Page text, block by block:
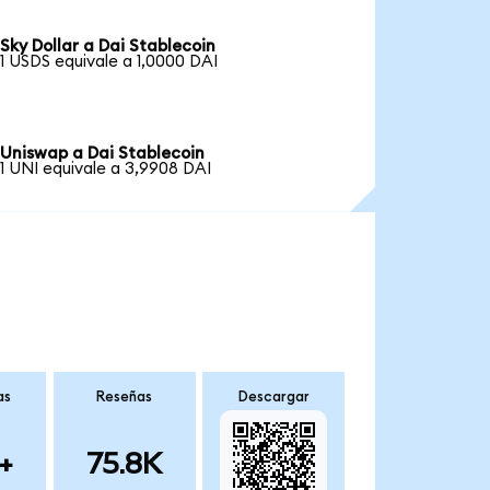
Sky Dollar a Dai Stablecoin
1 USDS equivale a 1,0000 DAI
Uniswap a Dai Stablecoin
1 UNI equivale a 3,9908 DAI
Reseñas
75.8K
Descargar